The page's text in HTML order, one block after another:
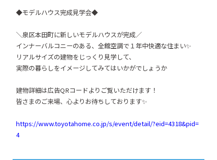
◆モデルハウス完成見学会◆
＼泉区本田町に新しいモデルハウスが完成／
インナーバルコニーのある、全館空調で１年中快適な住まい✨
リアルサイズの建物をじっくり見学して、
実際の暮らしをイメージしてみてはいかがでしょうか
建物詳細は広告QRコードよりご覧いただけます！
皆さまのご来場、心よりお待ちしております✨
https://www.toyotahome.co.jp/s/event/detail/?eid=4318&pid=
4